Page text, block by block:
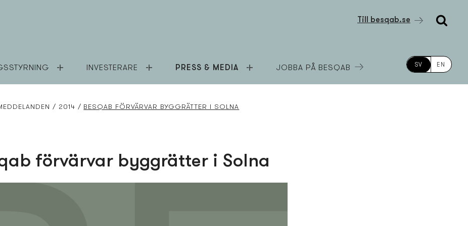
Till besqab.se
INVESTERARE PRESS & MEDIA JOBBA PÅ BESQAB SV EN
2014 BESQAB FÖRVÄRVAR BYGGRÄTTER I SOLNA
förvärvar byggrätter i Solna